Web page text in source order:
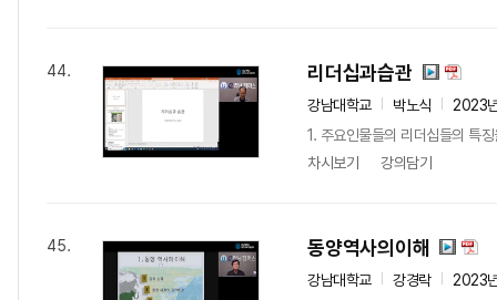
44. 리더십과습관
강남대학교 박노식
2023
1. 주요인물들의 리더십들의 특
차시보기
강의담기
45. 동양역사의이해
강남대학교 강경락
2023